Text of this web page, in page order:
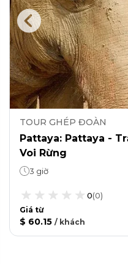
TOUR GHÉP ĐOÀN
Pattaya: Pattaya -
Voi Rừng
3 giờ
0(0)
Giá từ
$ 60.15 / khách